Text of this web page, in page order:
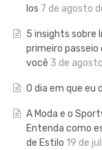
los 7 de agosto
5 insights sobre
primeiro
você 3 de
O dia em que eu
A Moda e o
Entenda como
de Estilo 19 de